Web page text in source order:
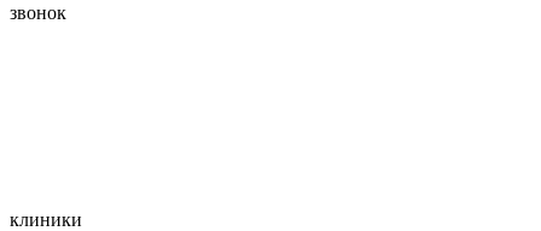
звонок
клиники